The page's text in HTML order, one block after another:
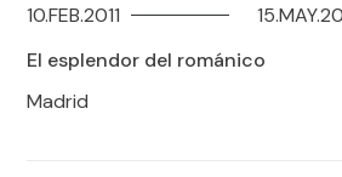
El esplendor del románico
Madrid
10.FEB.2011